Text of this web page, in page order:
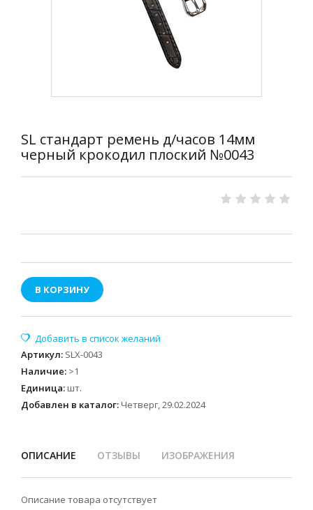
SL стандарт ремень д/часов 14мм
черный крокодил плоский №0043
В КОРЗИНУ
Артикул: SLX-0043
Наличие: >1
Единица: шт.
Добавлен в каталог: Четверг, 29.02.2024
ОПИСАНИЕ ОТЗЫВЫ ИЗОБРАЖЕНИЯ
Описание товара отсутствует